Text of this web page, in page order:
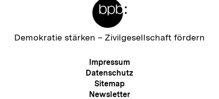
Zur
Demokratie stärken – Zivilgesellschaft fördern
Meta-
Navigation
Impressum
Datenschutz
Sitemap
Newsletter